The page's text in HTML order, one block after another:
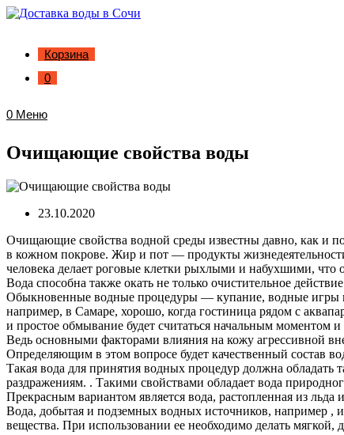
Корзина
0
0 Меню
Очищающие свойства воды
23.10.2020
Очищающие свойства водной среды известны давно, как и
в кожном покрове. Жир и пот — продукты
человека делает роговые клетки рыхлыми и набухшими, что
Вода способна также окать не только очистительное
Обыкновенные водные процедуры — купание, водные игры
например, в Самаре, хорошо, когда гостиница рядом с
и простое обмывание будет считаться начальным моментом
Ведь основными факторами влияния на кожу агрессивной
Определяющим в этом вопросе будет качественный состав
Такая вода для принятия водных процедур должна обладать
раздражениям. . Такими свойствами обладает вода
Прекрасным вариантом является вода, растопленная из льда
Вода, добытая и подземных водных источников, например ,
вещества. При использовании ее необходимо делать